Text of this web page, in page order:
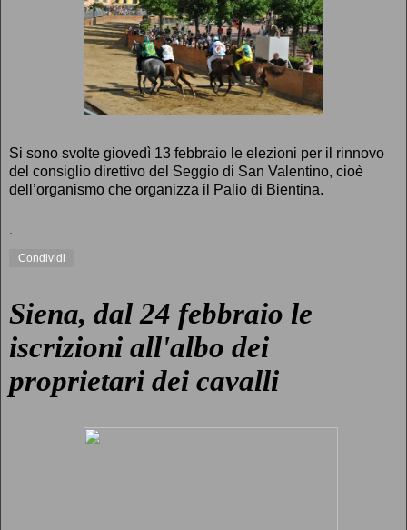
Si sono svolte giovedì 13 febbraio le elezioni per il rinnovo
del consiglio direttivo del Seggio di San Valentino, cioè
dell’organismo che organizza il Palio di Bientina.
Condividi
Siena, dal 24 febbraio le
iscrizioni all'albo dei
proprietari dei cavalli